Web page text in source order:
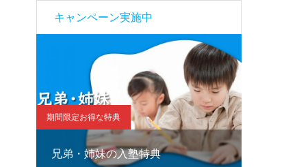
キャンペーン実施中
期間限定お得な特典
兄弟・姉妹の入塾特典